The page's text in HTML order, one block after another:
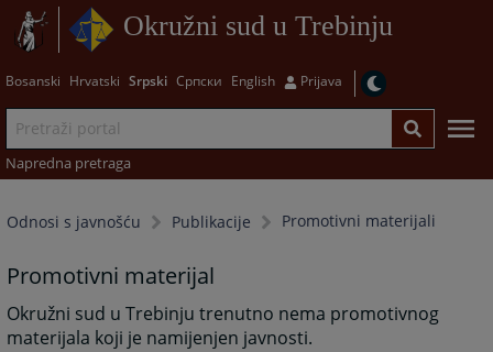
Okružni sud u Trebinju
Bosanski Hrvatski Srpski Српски English Prijava
Napredna pretraga
Odnosi s javnošću Publikacije Promotivni materijali
Promotivni materijal
Okružni sud u Trebinju trenutno nema promotivnog
materijala koji je namijenjen javnosti.